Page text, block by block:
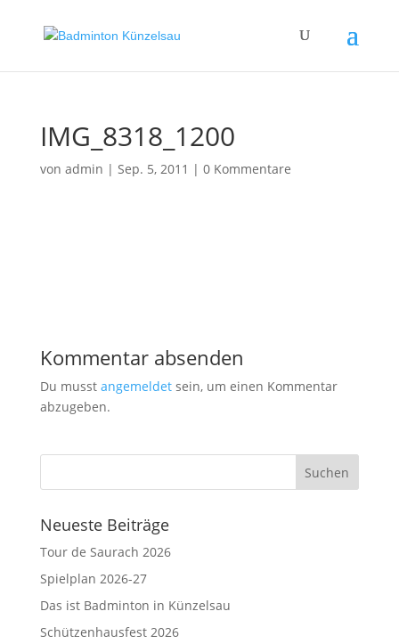
IMG_8318_1200
von admin | Sep. 5, 2011 | 0 Kommentare
Kommentar absenden
Du musst angemeldetsein, um einen Kommentar
abzugeben.
Neueste Beiträge
Tour de Saurach 2026
Spielplan 2026-27
Das ist Badminton in Künzelsau
Schützenhausfest 2026